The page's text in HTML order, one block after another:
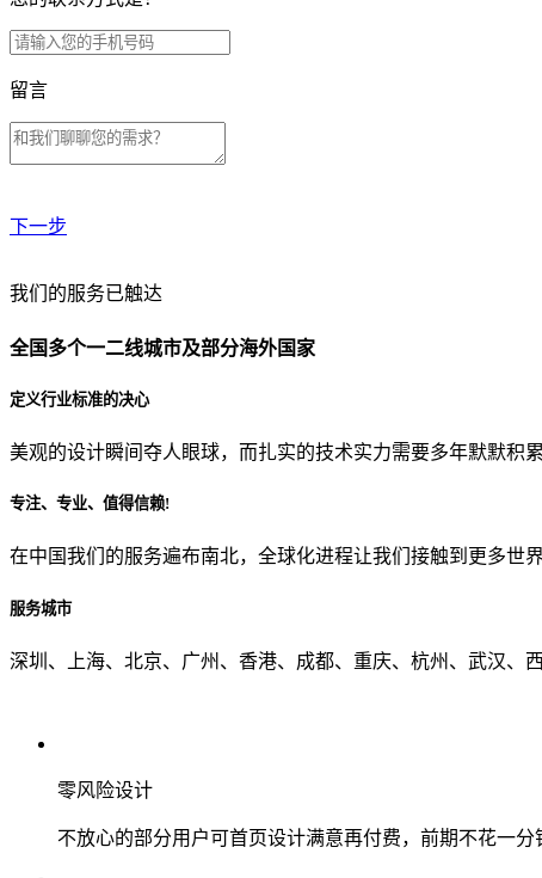
留言
下一步
贵公司预算范围是？
贵公司的团队规模是？
从哪里了解到我们？
我们的服务已触达
全国多个一二线城市及部分海外国家
定义行业标准的决心
美观的设计瞬间夺人眼球，而扎实的技术实力需要多年默默积
专注、专业、值得信赖!
在中国我们的服务遍布南北，全球化进程让我们接触到更多世界
服务城市
深圳、上海、北京、广州、香港、成都、重庆、杭州、武汉、
零风险设计
不放心的部分用户可首页设计满意再付费，前期不花一